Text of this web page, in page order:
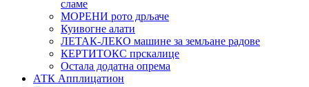
сламе
МОРЕНИ рото дрљаче
Куивогне алати
ЛЕТАК-ЛЕКО машине за земљане радове
КЕРТИТОКС прскалице
Остала додатна опрема
АТК Апплицатион